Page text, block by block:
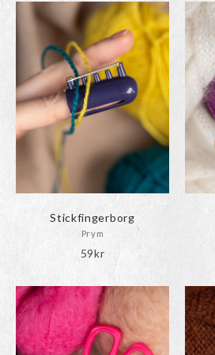
Stickfingerborg
Prym
59kr